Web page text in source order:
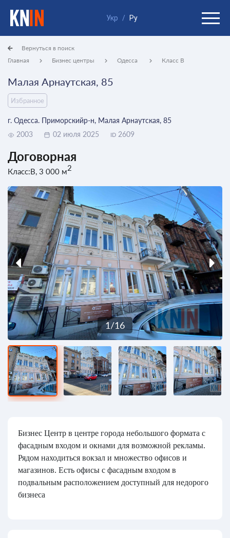
Укр / Ру
Главная Бизнес центры Одесса Класс B
Вернуться в поиск
Малая Арнаутская, 85
Избранное
г. Одесса. Приморскийр-н, Малая Арнаутская, 85
2003
02 июля 2025 ID 2609
Договорная
Класс:B, 3 000 м2
1/16
Бизнес Центр в центре города небольшого формата с
фасадным входом и окнами для возможной рекламы.
Рядом находиться вокзал и множество офисов и
магазинов. Есть офисы с фасадным входом в
подвальным расположением доступный для недорого
бизнеса